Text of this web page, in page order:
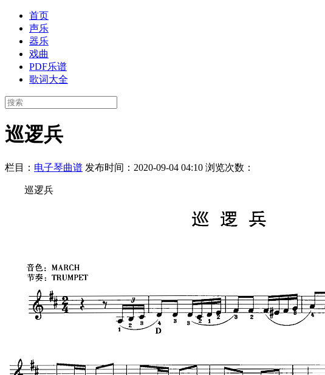
首页
声乐
器乐
戏曲
PDF乐谱
歌词大全
巡逻兵
栏目： 电子琴曲谱 发布时间：2020-09-04 04:10 浏览次数：
巡逻兵